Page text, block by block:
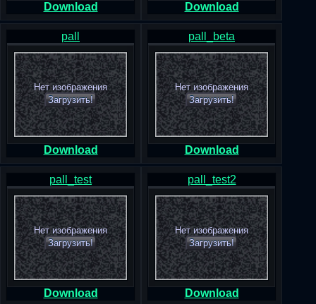
Download Download
pall
Нет изображения
Загрузить!
Download
pall_beta
Нет изображения
Загрузить!
Download
pall_test
Нет изображения
Загрузить!
Download
pall_test2
Нет изображения
Загрузить!
Download